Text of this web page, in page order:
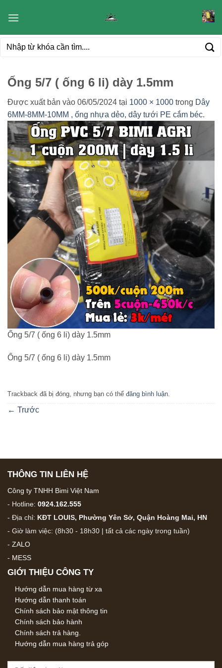
qua
dung
Tìm
Ống 5/7 ( ống 6 li) dày 1.5mm
Được xuất bản vào 06/05/2024 tại 1000 × 1000 trong Dây
6MM-8MM-10MM , ống nhựa dẻo, dây tưới PE cắm béc.
Ống 5/7 ( ống 6 li) dày 1.5mm
Ống 5/7 ( ống 6 li) dày 1.5mm
Trackback đã bị đóng, nhưng bạn có thể đăng bình luận.
← Trước
THÔNG TIN LIÊN HỆ
Công ty TNHH Bimi Việt Nam
- Hotline: 0924.162.555
- Địa chỉ: KĐT LOUIS, Phường Yên Sở, Quận Hoàng Mai, HN
- Giờ làm việc: (8h30 - 18h30 | tất cả các ngày trong tuần)
- ZALO
- MESS
GIỚI THIỆU CÔNG TY
Hướng dẫn mua hàng từ xa
Hướng dẫn thanh toán
Chính sách bảo mật thông tin
Chính sách bảo hành
Chính sách trả hàng.
Hướng dẫn mua hàng trả góp